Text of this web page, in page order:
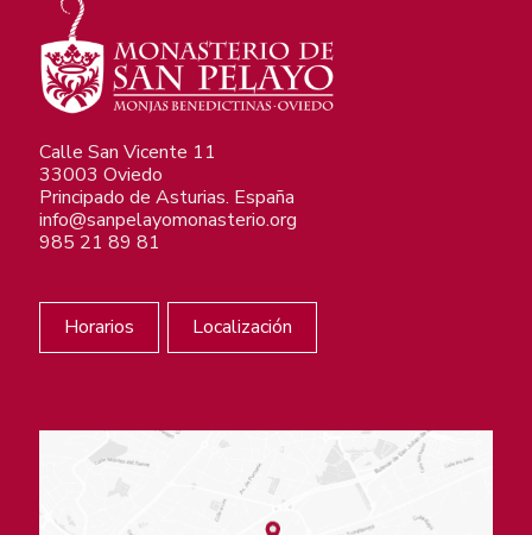
Calle San Vicente 11
33003 Oviedo
Principado de Asturias. España
info@sanpelayomonasterio.org
985 21 89 81
Horarios Localización